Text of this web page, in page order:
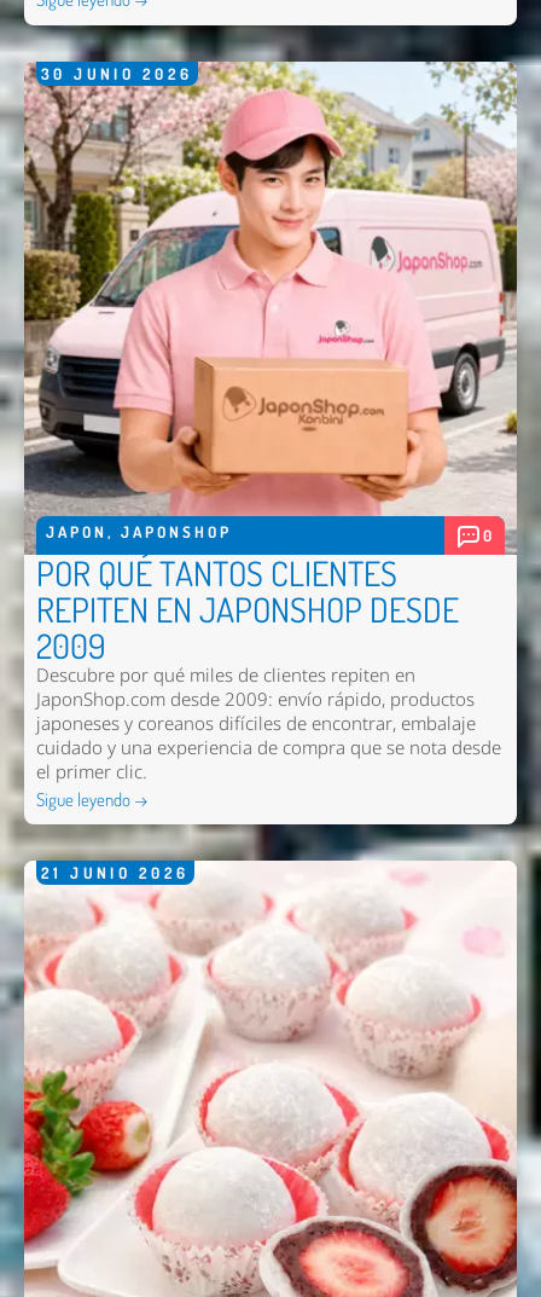
30 JUNIO 2026
JAPON , JAPONSHOP 0
POR QUÉ TANTOS CLIENTES
REPITEN EN JAPONSHOP DESDE
2009
Descubre por qué miles de clientes repiten en
JaponShop.com desde 2009: envío rápido, productos
japoneses y coreanos difíciles de encontrar, embalaje
cuidado y una experiencia de compra que se nota desde
el primer clic.
Sigue leyendo →
21 JUNIO 2026
Email *
Comentario *
Enviar